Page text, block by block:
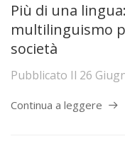
Più di una
multilinguismo
società
Pubblicato Il 26
Continua a leggere